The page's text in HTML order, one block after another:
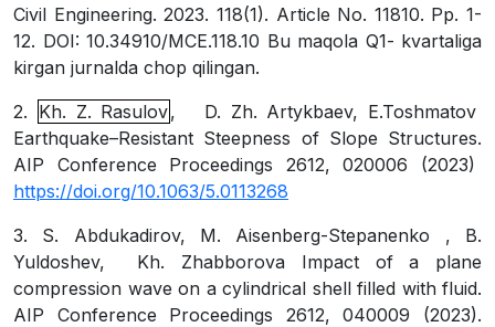
Civil Engineering. 2023. 118(1). Article No. 11810. Рр. 1-
12. DOI: 10.34910/MCE.118.10 Bu maqola Q1- kvartaliga
kirgan jurnalda chop qilingan.
2. Kh. Z. Rasulov, D. Zh. Artykbaev, E.Toshmatov
Earthquake–Resistant Steepness of Slope Structures.
AIP Conference Proceedings 2612, 020006 (2023)
https://doi.org/10.1063/5.0113268
3.
S. Abdukadirov, M. Aisenberg-Stepanenko , B.
Yuldoshev, Kh. Zhabborova Impact of a plane
compression wave on a cylindrical shell filled with fluid.
AIP Conference Proceedings 2612, 040009 (2023).